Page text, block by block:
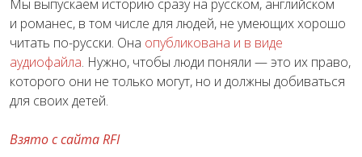
Мы выпускаем историю сразу на русском, английском
и романес, в том числе для людей, не умеющих хорошо
читать по-русски. Она опубликована и в виде
аудиофайла. Нужно, чтобы люди поняли — это их право,
которого они не только могут, но и должны добиваться
для своих детей.
Взято с сайта RFI